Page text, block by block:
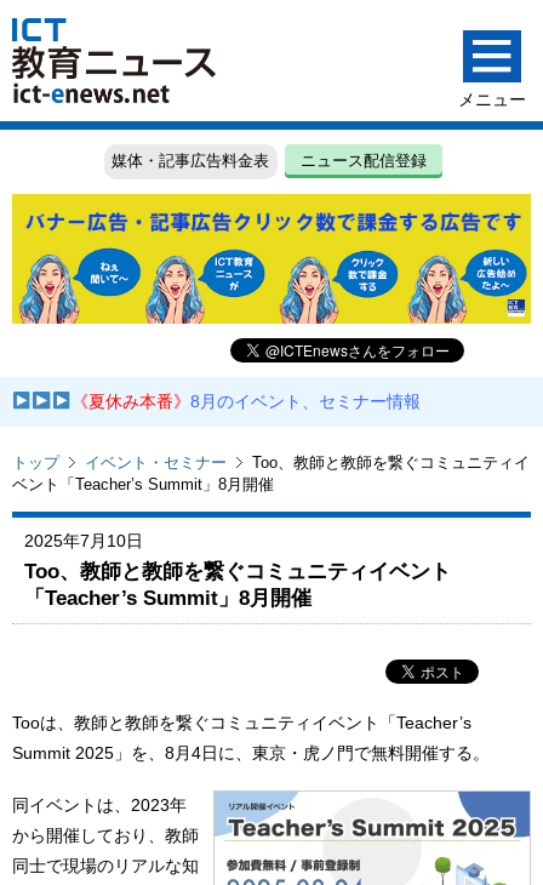
媒体・記事広告料金表 ニュース配信登録
《夏休み本番》8月のイベント、セミナー情報
トップ イベント・セミナー
Too、教師と教師を繋ぐコミュニティイ
ベント「Teacher’s Summit」8月開催
2025年7月10日
Too、教師と教師を繋ぐコミュニティイベント
「Teacher’s Summit」8月開催
Tooは、教師と教師を繋ぐコミュニティイベント「Teacher’s
Summit 2025」を、8月4日に、東京・虎ノ門で無料開催する。
同イベントは、2023年
から開催しており、教師
同士で現場のリアルな知